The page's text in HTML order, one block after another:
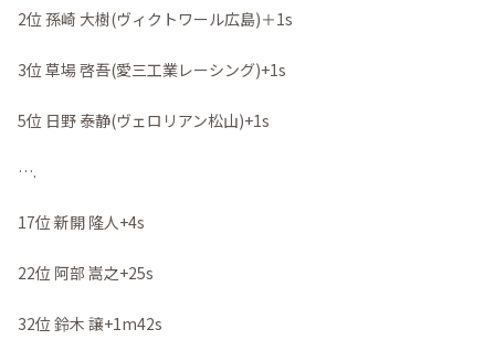
2位 孫崎 大樹(ヴィクトワール広島)＋1s
3位 草場 啓吾(愛三工業レーシング)+1s
5位 日野 泰静(ヴェロリアン松山)+1s
….
17位 新開 隆人+4s
22位 阿部 嵩之+25s
32位 鈴木 譲+1m42s